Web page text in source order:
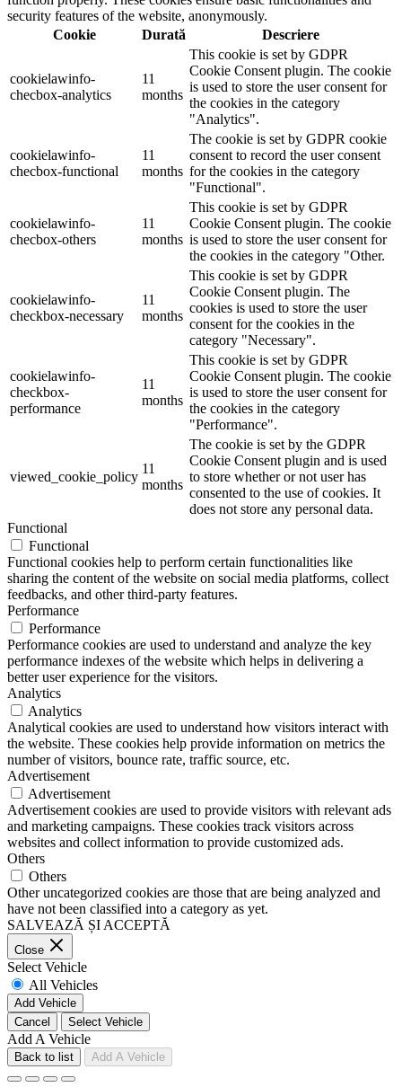
security features of the website, anonymously.
Cookie
Durată Descriere
cookielawinfo-
checbox-analytics
11
months
This cookie is set by GDPR
Cookie Consent plugin. The cookie
is used to store the user consent for
the cookies in the category
"Analytics".
cookielawinfo-
checbox-functional
11
months
The cookie is set by GDPR cookie
consent to record the user consent
for the cookies in the category
"Functional".
cookielawinfo-
checbox-others
11
months
This cookie is set by GDPR
Cookie Consent plugin. The cookie
is used to store the user consent for
the cookies in the category "Other.
cookielawinfo-
checkbox-necessary
11
months
This cookie is set by GDPR
Cookie Consent plugin. The
cookies is used to store the user
consent for the cookies in the
category "Necessary".
cookielawinfo-
checkbox-
performance
11
months
This cookie is set by GDPR
Cookie Consent plugin. The cookie
is used to store the user consent for
the cookies in the category
"Performance".
viewed_cookie_policy
11
months
The cookie is set by the GDPR
Cookie Consent plugin and is used
to store whether or not user has
consented to the use of cookies. It
does not store any personal data.
Functional
Functional
Functional cookies help to perform certain functionalities like
sharing the content of the website on social media platforms, collect
feedbacks, and other third-party features.
Performance
Performance
Performance cookies are used to understand and analyze the key
performance indexes of the website which helps in delivering a
better user experience for the visitors.
Analytics
Analytics
Analytical cookies are used to understand how visitors interact with
the website. These cookies help provide information on metrics the
number of visitors, bounce rate, traffic source, etc.
Advertisement
Advertisement
Advertisement cookies are used to provide visitors with relevant ads
and marketing campaigns. These cookies track visitors across
websites and collect information to provide customized ads.
Others
Others
Other uncategorized cookies are those that are being analyzed and
have not been classified into a category as yet.
SALVEAZĂ ȘI ACCEPTĂ
Close
Select Vehicle
All Vehicles
Add Vehicle
Cancel
Select Vehicle
Add A Vehicle
Back to list Add A Vehicle